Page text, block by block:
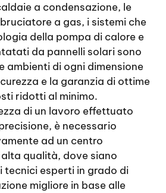
a condensazione, le
a gas, i sistemi che
della pompa di calore e
da pannelli solari sono
ambienti di ogni dimensione
e la garanzia di ottime
ridotti al minimo.
di un lavoro effettuato
è necessario
ad un centro
qualità, dove siano
tecnici esperti in grado di
migliore in base alle